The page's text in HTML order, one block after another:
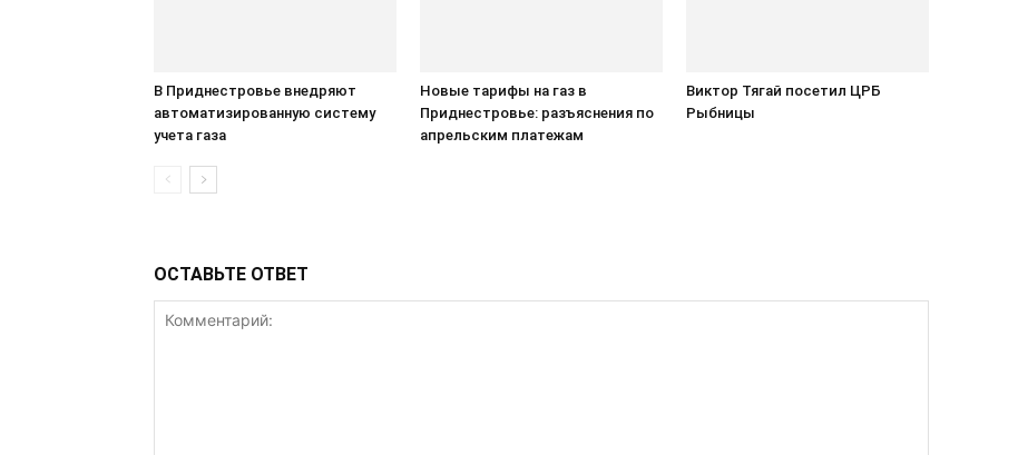
В Приднестровье внедряют
автоматизированную систему
учета газа
Новые тарифы на газ в
Приднестровье: разъяснения по
апрельским платежам
Виктор Тягай посетил ЦРБ
Рыбницы
ОСТАВЬТЕ ОТВЕТ